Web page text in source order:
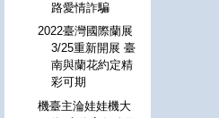
路愛情詐騙
2022臺灣國際蘭展
3/25重新開展 臺
南與蘭花約定精
彩可期
機臺主淪娃娃機大